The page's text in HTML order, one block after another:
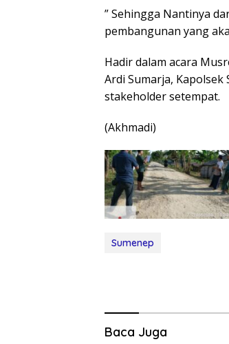
” Sehingga Nantinya
pembangunan yang
Hadir dalam acara
Ardi Sumarja, Kapolsek
stakeholder setempat.
(Akhmadi)
Sumenep
Baca Juga